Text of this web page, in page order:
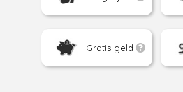
Gratis geld